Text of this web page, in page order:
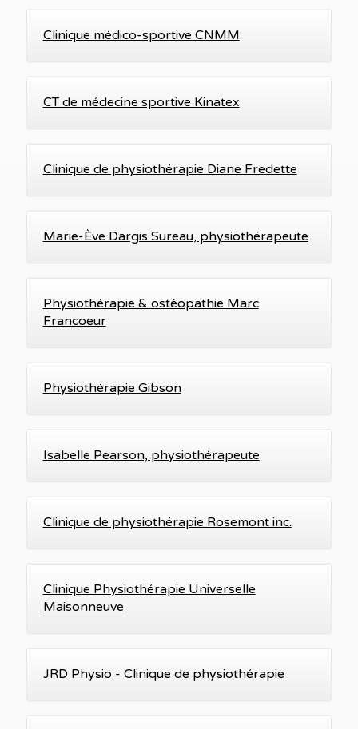
Clinique médico-sportive CNMM
CT de médecine sportive Kinatex
Clinique de physiothérapie Diane Fredette
Marie-Ève Dargis Sureau, physiothérapeute
Physiothérapie & ostéopathie Marc
Francoeur
Physiothérapie Gibson
Isabelle Pearson, physiothérapeute
Clinique de physiothérapie Rosemont inc.
Clinique Physiothérapie Universelle
Maisonneuve
JRD Physio - Clinique de physiothérapie